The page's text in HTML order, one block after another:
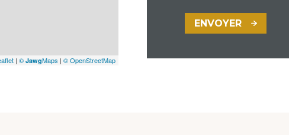
| © JawgMaps | © OpenStreetMap
ENVOYER